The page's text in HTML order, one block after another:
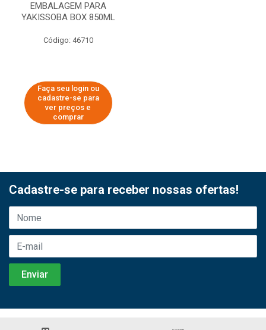
EMBALAGEM PARA
YAKISSOBA BOX 850ML
Código: 46710
Faça seu login ou
cadastre-se para
ver preços e
comprar
Cadastre-se para receber nossas ofertas!